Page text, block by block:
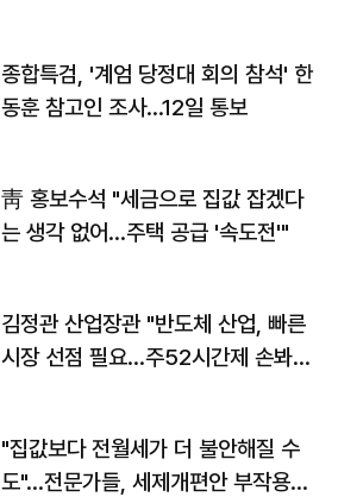
종합특검, '계엄 당정대 회의 참석' 한
동훈 참고인 조사...12일 통보
靑 홍보수석 "세금으로 집값 잡겠다
는 생각 없어…주택 공급 '속도전'"
김정관 산업장관 "반도체 산업, 빠른
시장 선점 필요…주52시간제 손봐
"집값보다 전월세가 더 불안해질 수
도"…전문가들, 세제개편안 부작용